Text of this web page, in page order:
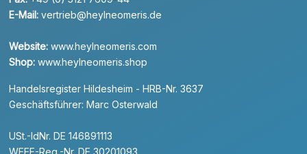
E-Mail: vertrieb@heylneomeris.de
Website: www.heylneomeris.com
Shop: www.heylneomeris.shop
Handelsregister Hildesheim - HRB-Nr. 3637
Geschäftsführer: Marc Osterwald
USt.-IdNr. DE 146891113